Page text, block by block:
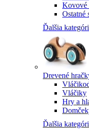
Kovové
Ostatné
Ďalšia
Drevené
Vláčiky
Hry a
Ďalšia